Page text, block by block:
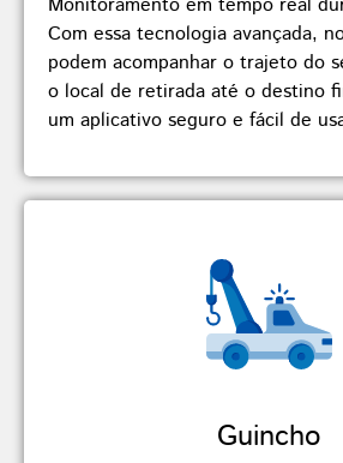
Com essa tecnologia avançada,
podem acompanhar o trajeto do
o local de retirada até o destino
um aplicativo seguro e fácil de
Guincho